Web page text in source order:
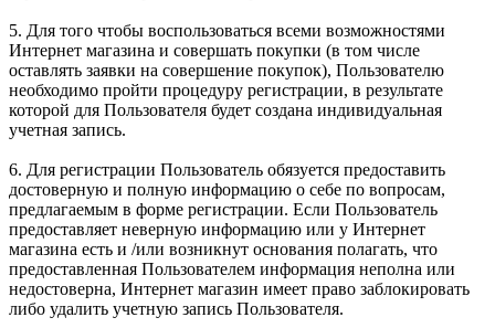
5. Для того чтобы воспользоваться всеми возможностями
Интернет магазина и совершать покупки (в том числе
оставлять заявки на совершение покупок), Пользователю
необходимо пройти процедуру регистрации, в результате
которой для Пользователя будет создана индивидуальная
учетная запись.
6. Для регистрации Пользователь обязуется предоставить
достоверную и полную информацию о себе по вопросам,
предлагаемым в форме регистрации. Если Пользователь
предоставляет неверную информацию или у Интернет
магазина есть и /или возникнут основания полагать, что
предоставленная Пользователем информация неполна или
недостоверна, Интернет магазин имеет право заблокировать
либо удалить учетную запись Пользователя.